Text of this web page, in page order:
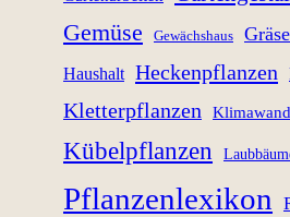
Gemüse Gewächshaus
Haushalt Heckenpflanzen
Kletterpflanzen
Kübelpflanzen
Pflanzenlexikon